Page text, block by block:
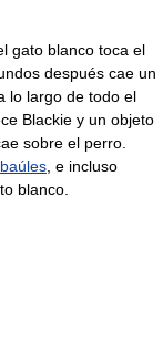
gato blanco toca el
después cae un
lo largo de todo el
Blackie y un objeto
sobre el perro.
baúles , e incluso
blanco.